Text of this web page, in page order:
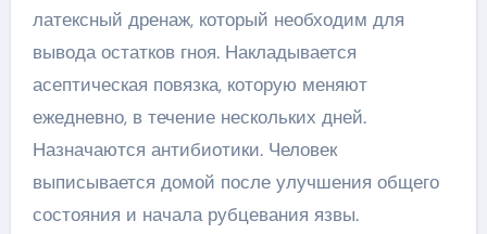
латексный дренаж, который необходим для
вывода остатков гноя. Накладывается
асептическая повязка, которую меняют
ежедневно, в течение нескольких дней.
Назначаются антибиотики. Человек
выписывается домой после улучшения общего
состояния и начала рубцевания язвы.